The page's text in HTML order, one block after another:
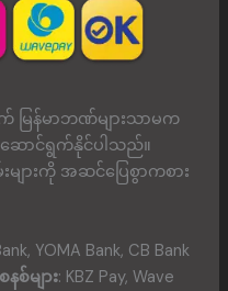
ြန်မာဘဏ်များသာမက
ောင်ရွက်နိုင်ပါသည်။
ျားကို အဆင်ပြေစွာကစား
YOMA Bank, CB Bank
စ်များ: KBZ Pay, Wave